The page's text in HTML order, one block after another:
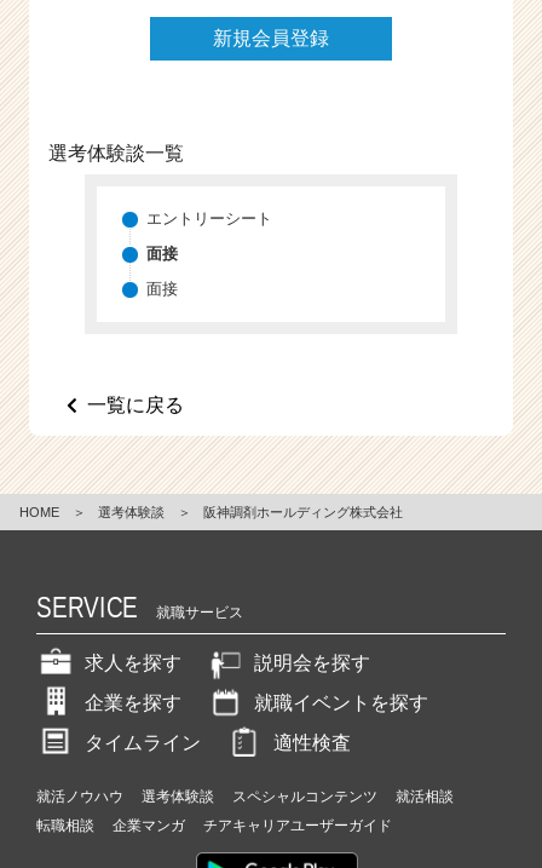
が
届
く
チ
C
a
r）
新規会員登録
選考体験談一覧
エントリーシート
面接
面接
一覧に戻る
HOME ＞ 選考体験談 ＞ 阪神調剤ホールディング株式会社
SERVICE 就職サービス
求人を探す
説明会を探す
企業を探す
就職イベントを探す
タイムライン
適性検査
就活ノウハウ 選考体験談 スペシャルコンテンツ
就活相談
転職相談
企業マンガ チアキャリアユーザーガイド